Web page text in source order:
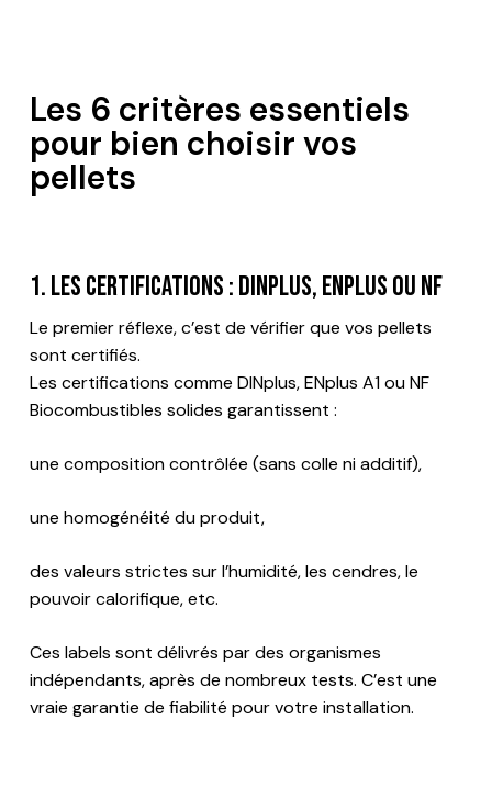
Les 6 critères essentiels
pour bien choisir vos
pellets
1. Les certifications : DINplus, ENplus ou NF
Le premier réflexe, c’est de vérifier que vos pellets
sont certifiés.
Les certifications comme DINplus, ENplus A1 ou NF
Biocombustibles solides garantissent :
une composition contrôlée (sans colle ni additif),
une homogénéité du produit,
des valeurs strictes sur l’humidité, les cendres, le
pouvoir calorifique, etc.
Ces labels sont délivrés par des organismes
indépendants, après de nombreux tests. C’est une
vraie garantie de fiabilité pour votre installation.